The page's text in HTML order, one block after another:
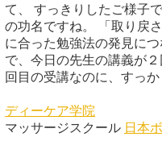
て、 すっきりしたご様子
の功名ですね。 「取り戻
に合った勉強法の発見に
で、今日の先生の講義が
回目の受講なのに、すっ
ディーケア学院
マッサージスクール 日本